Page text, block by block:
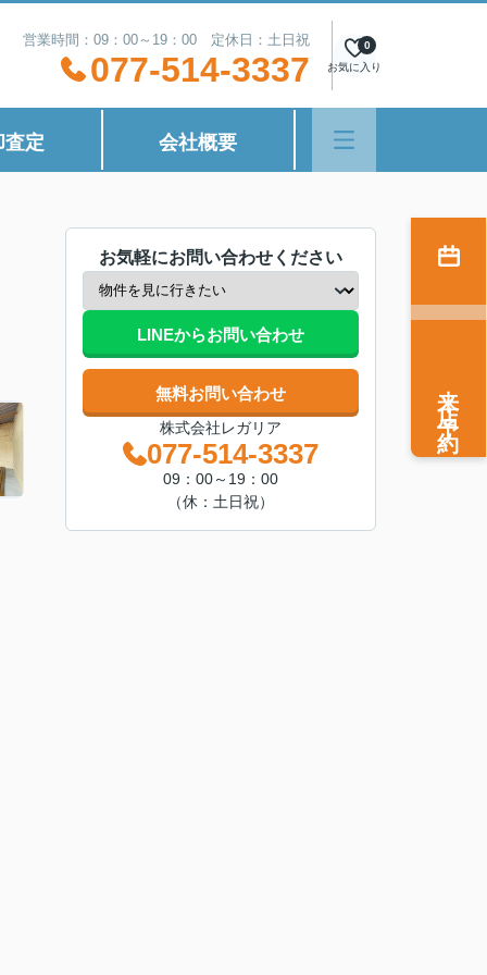
営業時間：09：00～19：00 定休日：土日祝
077-514-3337 お気に入り
0
査定 会社概要
お気軽にお問い合わせください
LINEからお問い合わせ
無料お問い合わせ
株式会社レガリア
077-514-3337
09：00～19：00
（休：土日祝）
来店予約